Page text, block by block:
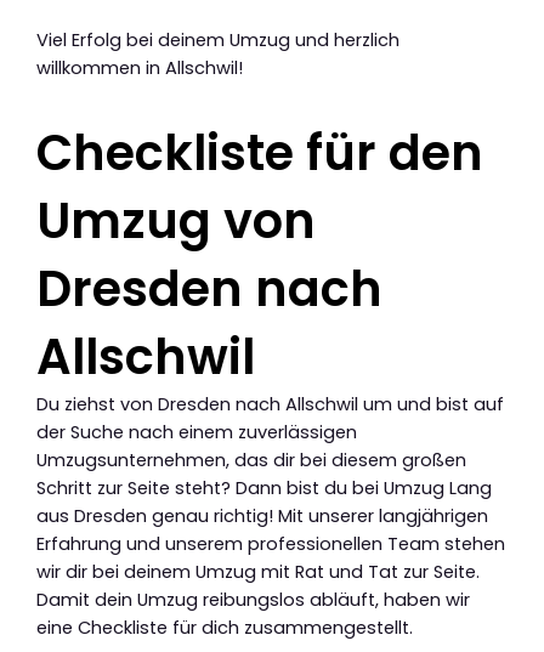
Viel Erfolg bei deinem Umzug und herzlich
willkommen in Allschwil!
Checkliste für den
Umzug von
Dresden nach
Allschwil
Du ziehst von Dresden nach Allschwil um und bist auf
der Suche nach einem zuverlässigen
Umzugsunternehmen, das dir bei diesem großen
Schritt zur Seite steht? Dann bist du bei Umzug Lang
aus Dresden genau richtig! Mit unserer langjährigen
Erfahrung und unserem professionellen Team stehen
wir dir bei deinem Umzug mit Rat und Tat zur Seite.
Damit dein Umzug reibungslos abläuft, haben wir
eine Checkliste für dich zusammengestellt.